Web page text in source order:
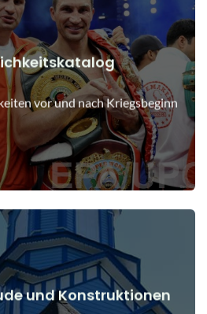
vor und nach Kriegsbeginn
und nach Kriegsbeginn
anzeigen
und Konstruktionen
anzeigen